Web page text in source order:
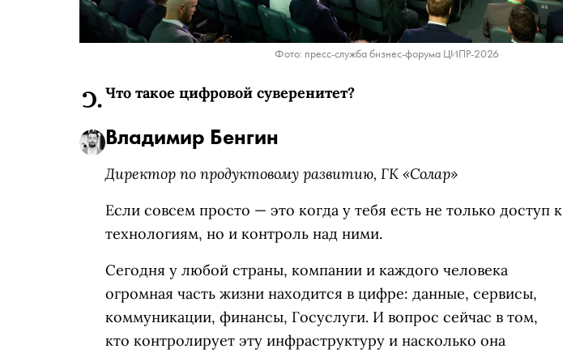
Фото: пресс-служба бизнес-форума ЦИПР-2026
Что такое цифровой суверенитет?
Владимир Бенгин
Директор по продуктовому развитию, ГК «Солар»
Если совсем просто — это когда у тебя есть не только доступ к
технологиям, но и контроль над ними.
Сегодня у любой страны, компании и каждого человека
огромная часть жизни находится в цифре: данные, сервисы,
коммуникации, финансы, Госуслуги. И вопрос сейчас в том,
кто контролирует эту инфраструктуру и насколько она